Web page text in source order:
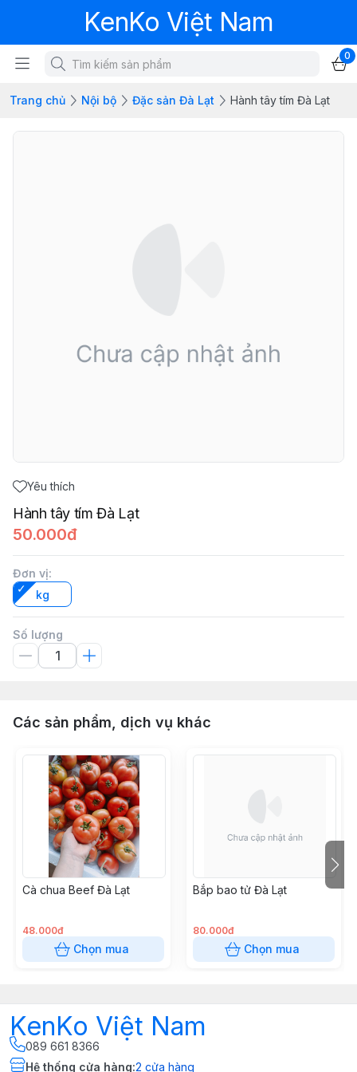
KenKo Việt Nam
0
Trang chủ Nội bộ Đặc sản Đà Lạt Hành tây tím Đà Lạt
Yêu thích
Hành tây tím Đà Lạt
50.000đ
Đơn vị:
kg
Số lượng
Các sản phẩm, dịch vụ khác
Cà chua Beef Đà Lạt
48.000đ
Chọn mua
Bắp bao tử Đà Lạt
80.000đ
Chọn mua
KenKo Việt Nam
089 661 8366
Hệ thống cửa hàng:2 cửa hàng